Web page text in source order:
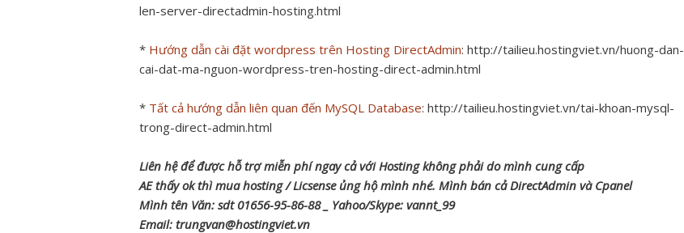
len-server-directadmin-hosting.html
* Hướng dẫn cài đặt wordpress trên Hosting DirectAdmin: http://tailieu.hostingviet.vn/huong-dan-
cai-dat-ma-nguon-wordpress-tren-hosting-direct-admin.html
* Tất cả hướng dẫn liên quan đến MySQL Database: http://tailieu.hostingviet.vn/tai-khoan-mysql-
trong-direct-admin.html
Liên hệ để được hỗ trợ miễn phí ngay cả với Hosting không phải do mình cung cấp
AE thấy ok thì mua hosting / Licsense ủng hộ mình nhé. Mình bán cả DirectAdmin và Cpanel
Mình tên Văn: sdt 01656-95-86-88 _ Yahoo/Skype: vannt_99
Email: trungvan@hostingviet.vn